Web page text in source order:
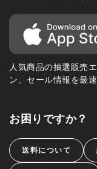
人気商品の抽選販売
ン、セール情報を最
お困りですか？
送料について